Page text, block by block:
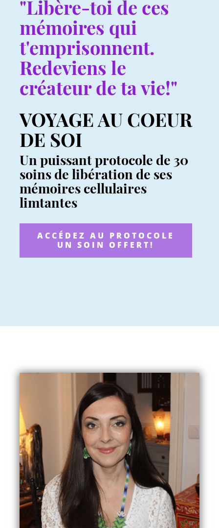
"Libère-toi de ces
mémoires qui
t'emprisonnent.
Redeviens le
créateur de ta vie!"
VOYAGE AU COEUR
DE SOI
Un puissant protocole de 30
soins de libération de ses
mémoires cellulaires
limtantes
ACCÉDEZ AU PROTOCOLE
UN SOIN OFFERT!